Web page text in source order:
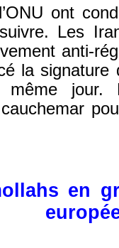
ont
Les
anti-
la
même jour.
en